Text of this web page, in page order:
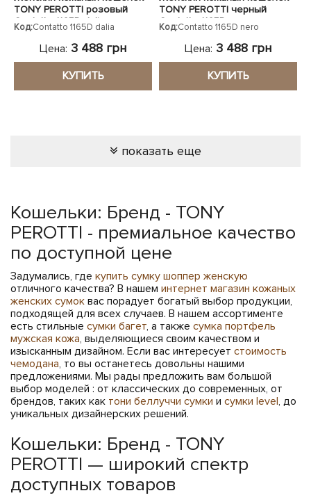
TONY PEROTTI розовый
Contatto 1165D dalia
Код:Contatto 1165D dalia
Цена: 3 488 грн
КУПИТЬ
TONY PEROTTI черный
Contatto 1165D nero
Код:Contatto 1165D nero
Цена: 3 488 грн
КУПИТЬ
показать еще
Кошельки: Бренд - TONY
PEROTTI - премиальное качество
по доступной цене
Задумались, где купить сумку шоппер женскую
отличного качества? В нашем интернет магазин кожаных
женских сумок вас порадует богатый выбор продукции,
подходящей для всех случаев. В нашем ассортименте
есть стильные сумки багет, а также сумка портфель
мужская кожа, выделяющиеся своим качеством и
изысканным дизайном. Если вас интересует стоимость
чемодана, то вы останетесь довольны нашими
предложениями. Мы рады предложить вам большой
выбор моделей : от классических до современных, от
брендов, таких как тони беллуччи сумки и сумки level, до
уникальных дизайнерских решений.
Кошельки: Бренд - TONY
PEROTTI — широкий спектр
доступных товаров